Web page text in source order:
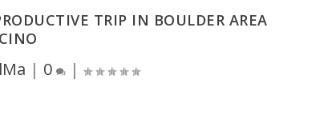
TRIP IN BOULDER AREA
| 0 |